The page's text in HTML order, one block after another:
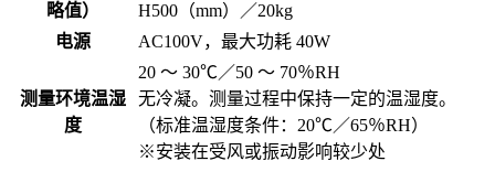
略值）
H500（mm）／20kg
电源
AC100V，最大功耗 40W
测量环境温湿
度
20 ～ 30℃／50 ～ 70％RH
无冷凝。测量过程中保持一定的温湿度。
（标准温湿度条件：20℃／65％RH）
※安装在受风或振动影响较少处